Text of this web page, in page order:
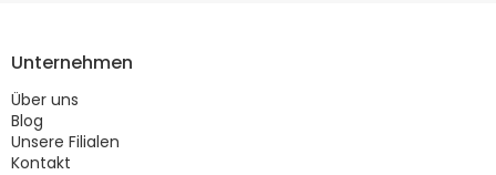
Unternehmen
Über uns
Blog
Unsere Filialen
Kontakt